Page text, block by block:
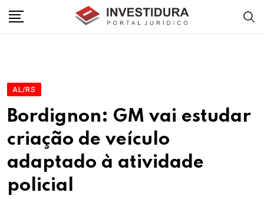
AL/RS
Bordignon: GM vai estudar
criação de veículo
adaptado à atividade
policial